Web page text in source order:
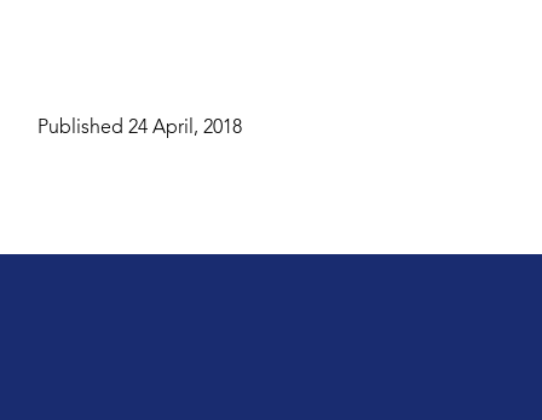
Published 24 April, 2018